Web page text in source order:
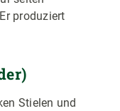
produziert
Stielen und